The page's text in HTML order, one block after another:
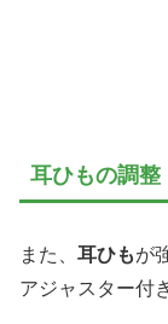
耳ひもの調整
また、 耳ひもが
アジャスター付